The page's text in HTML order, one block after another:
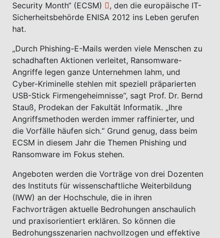
Security Month“ (ECSM)
, den die europäische IT-
Sicherheitsbehörde ENISA 2012 ins Leben gerufen
hat.
„Durch Phishing-E-Mails werden viele Menschen zu
schadhaften Aktionen verleitet, Ransomware-
Angriffe legen ganze Unternehmen lahm, und
Cyber-Kriminelle stehlen mit speziell präparierten
USB-Stick Firmengeheimnisse“, sagt Prof. Dr. Bernd
Stauß, Prodekan der Fakultät Informatik. „Ihre
Angriffsmethoden werden immer raffinierter, und
die Vorfälle häufen sich.“ Grund genug, dass beim
ECSM in diesem Jahr die Themen Phishing und
Ransomware im Fokus stehen.
Angeboten werden die Vorträge von drei Dozenten
des Instituts für wissenschaftliche Weiterbildung
(IWW) an der Hochschule, die in ihren
Fachvorträgen aktuelle Bedrohungen anschaulich
und praxisorientiert erklären. So können die
Bedrohungsszenarien nachvollzogen und effektive